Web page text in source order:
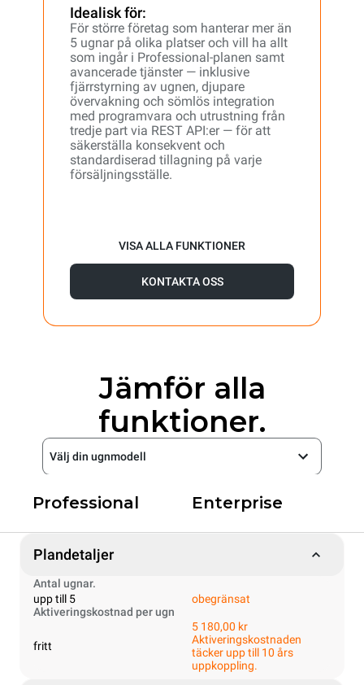
Idealisk för:
För större företag som hanterar mer än
5 ugnar på olika platser och vill ha allt
som ingår i Professional-planen samt
avancerade tjänster — inklusive
fjärrstyrning av ugnen, djupare
övervakning och sömlös integration
med programvara och utrustning från
tredje part via REST API:er — för att
säkerställa konsekvent och
standardiserad tillagning på varje
försäljningsställe.
VISA ALLA FUNKTIONER
KONTAKTA OSS
Jämför alla
funktioner.
Välj din ugnmodell
Professional Enterprise
Plandetaljer
Antal ugnar.
upp till 5
obegränsat
Aktiveringskostnad per ugn
fritt
5 180,00 kr
Aktiveringskostnaden
täcker upp till 10 års
uppkoppling.